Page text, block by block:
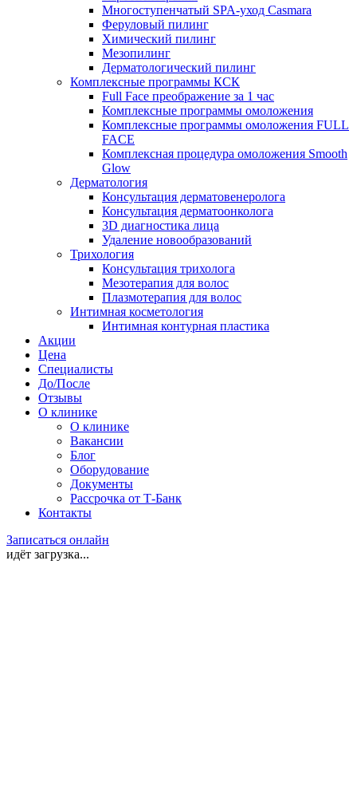
Многоступенчатый SPA-уход Сasmara
Феруловый пилинг
Химический пилинг
Мезопилинг
Дерматологический пилинг
Комплексные программы КСК
Full Face преображение за 1 час
Комплексные программы омоложения
Комплексные программы омоложения FULL
FACE
Комплексная процедура омоложения Smooth
Glow
Дерматология
Консультация дерматовенеролога
Консультация дерматоонколога
3D диагностика лица
Удаление новообразований
Трихология
Консультация трихолога
Мезотерапия для волос
Плазмотерапия для волос
Интимная косметология
Интимная контурная пластика
Акции
Цена
Специалисты
До/После
Отзывы
О клинике
О клинике
Вакансии
Блог
Оборудование
Документы
Рассрочка от Т-Банк
Контакты
Записаться онлайн
идёт загрузка...